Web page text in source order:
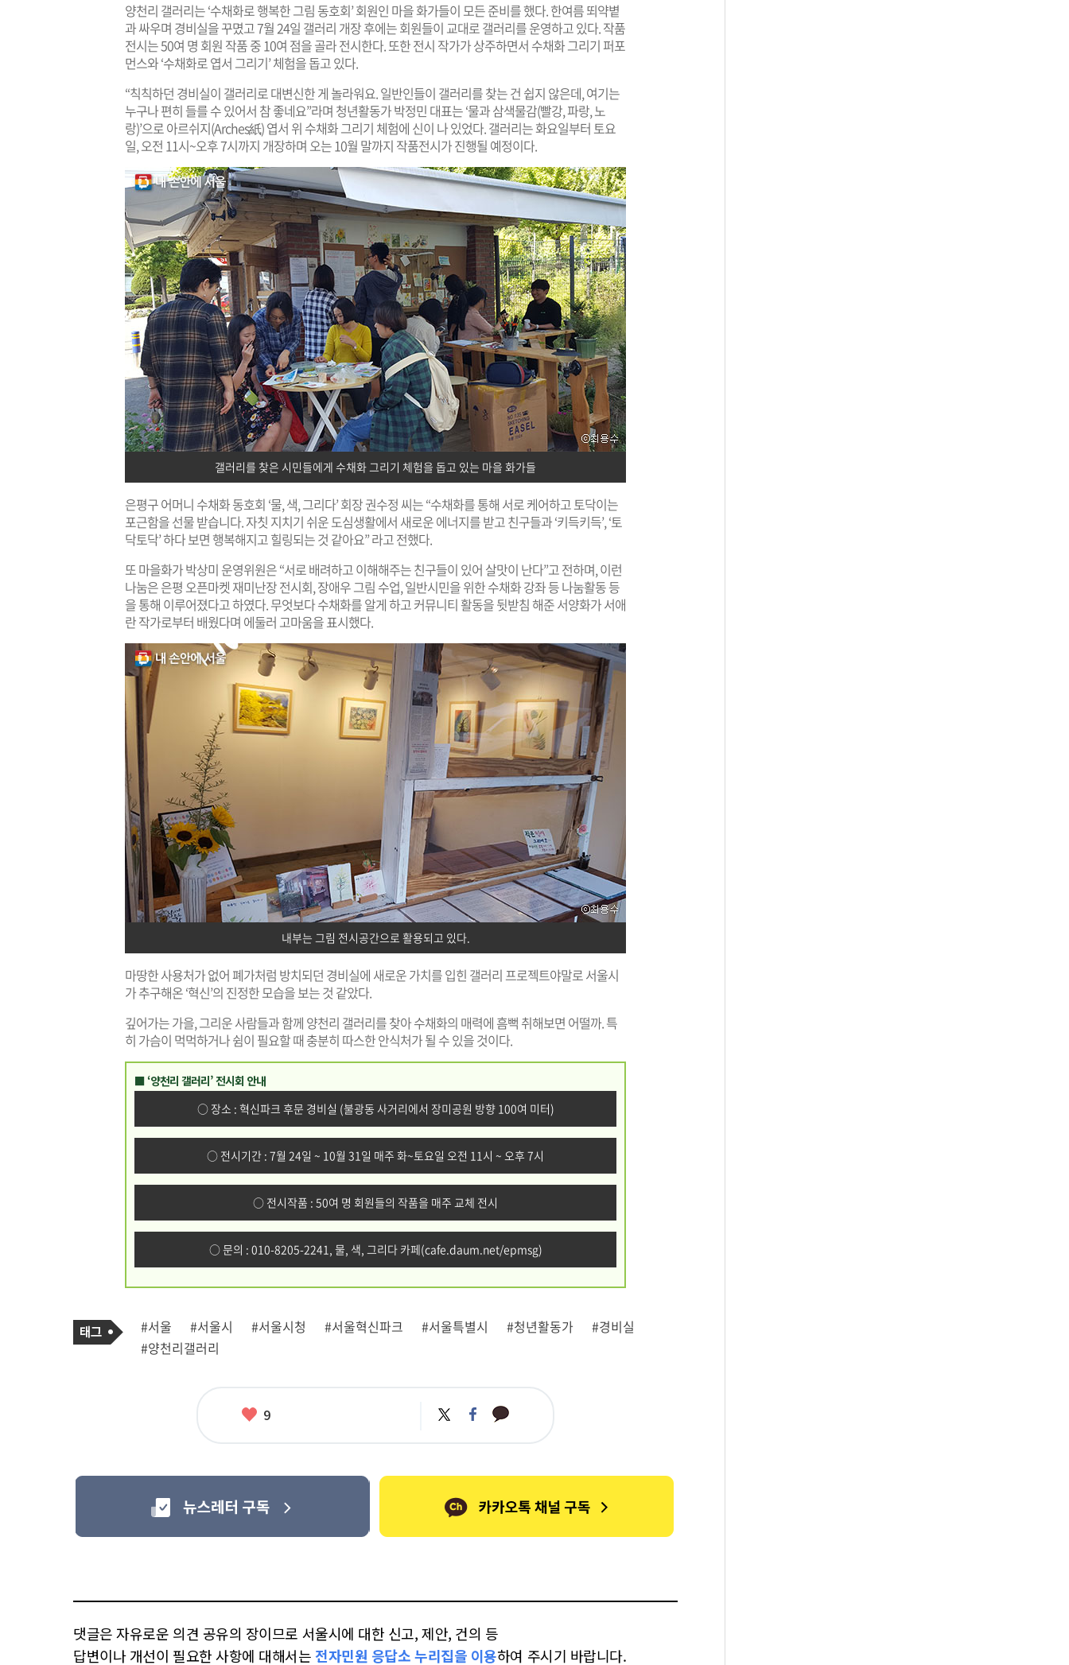
양천리 갤러리는 ‘수채화로 행복한 그림 동호회’ 회원인 마을 화가들이 모든 준비를 했다. 한여름 뙤약볕
과 싸우며 경비실을 꾸몄고 7월 24일 갤러리 개장 후에는 회원들이 교대로 갤러리를 운영하고 있다. 작품
전시는 50여 명 회원 작품 중 10여 점을 골라 전시한다. 또한 전시 작가가 상주하면서 수채화 그리기 퍼포
먼스와 ‘수채화로 엽서 그리기’ 체험을 돕고 있다.
“칙칙하던 경비실이 갤러리로 대변신한 게 놀라워요. 일반인들이 갤러리를 찾는 건 쉽지 않은데, 여기는
누구나 편히 들를 수 있어서 참 좋네요”라며 청년활동가 박정민 대표는 ‘물과 삼색물감(빨강, 파랑, 노
랑)’으로 아르쉬지(Arches紙) 엽서 위 수채화 그리기 체험에 신이 나 있었다. 갤러리는 화요일부터 토요
일, 오전 11시~오후 7시까지 개장하며 오는 10월 말까지 작품전시가 진행될 예정이다.
갤러리를 찾은 시민들에게 수채화 그리기 체험을 돕고 있는 마을 화가들
은평구 어머니 수채화 동호회 ‘물, 색, 그리다’ 회장 권수정 씨는 “수채화를 통해 서로 케어하고 토닥이는
포근함을 선물 받습니다. 자칫 지치기 쉬운 도심생활에서 새로운 에너지를 받고 친구들과 ‘키득키득’, ‘토
닥토닥’ 하다 보면 행복해지고 힐링되는 것 같아요” 라고 전했다.
또 마을화가 박상미 운영위원은 “서로 배려하고 이해해주는 친구들이 있어 살맛이 난다”고 전하며, 이런
나눔은 은평 오픈마켓 재미난장 전시회, 장애우 그림 수업, 일반시민을 위한 수채화 강좌 등 나눔활동 등
을 통해 이루어졌다고 하였다. 무엇보다 수채화를 알게 하고 커뮤니티 활동을 뒷받침 해준 서양화가 서애
란 작가로부터 배웠다며 에둘러 고마움을 표시했다.
내부는 그림 전시공간으로 활용되고 있다.
마땅한 사용처가 없어 폐가처럼 방치되던 경비실에 새로운 가치를 입힌 갤러리 프로젝트야말로 서울시
가 추구해온 ‘혁신’의 진정한 모습을 보는 것 같았다.
깊어가는 가을, 그리운 사람들과 함께 양천리 갤러리를 찾아 수채화의 매력에 흠뻑 취해보면 어떨까. 특
히 가슴이 먹먹하거나 쉼이 필요할 때 충분히 따스한 안식처가 될 수 있을 것이다.
■ ‘양천리 갤러리’ 전시회 안내
○ 장소 : 혁신파크 후문 경비실 (불광동 사거리에서 장미공원 방향 100여 미터)
○ 전시기간 : 7월 24일 ~ 10월 31일 매주 화~토요일 오전 11시 ~ 오후 7시
○ 전시작품 : 50여 명 회원들의 작품을 매주 교체 전시
○ 문의 : 010-8205-2241, 물, 색, 그리다 카페(cafe.daum.net/epmsg)
사
관
련
태
그
#서울 #서울시 #서울시청 #서울혁신파크 #서울특별시 #청년활동가
#경비실
#양천리갤러리
좋
9 트
위
페
이
카
카
댓글은 자유로운 의견 공유의 장이므로 서울시에 대한 신고, 제안, 건의 등
답변이나 개선이 필요한 사항에 대해서는 전자민원 응답소 누리집을 이용하여 주시기 바랍니다.